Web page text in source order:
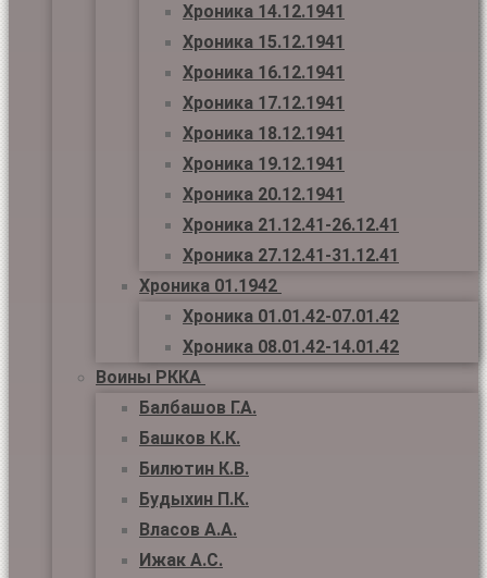
Хроника 14.12.1941
Хроника 15.12.1941
Хроника 16.12.1941
Хроника 17.12.1941
Хроника 18.12.1941
Хроника 19.12.1941
Хроника 20.12.1941
Хроника 21.12.41-26.12.41
Хроника 27.12.41-31.12.41
Хроника 01.1942
Хроника 01.01.42-07.01.42
Хроника 08.01.42-14.01.42
Воины РККА
Балбашов Г.А.
Башков К.К.
Билютин К.В.
Будыхин П.К.
Власов А.А.
Ижак А.С.